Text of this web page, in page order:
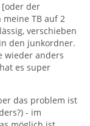
[oder der
TB auf 2
verschieben
den junkordner.
wieder anders
es super
das problem ist
- im